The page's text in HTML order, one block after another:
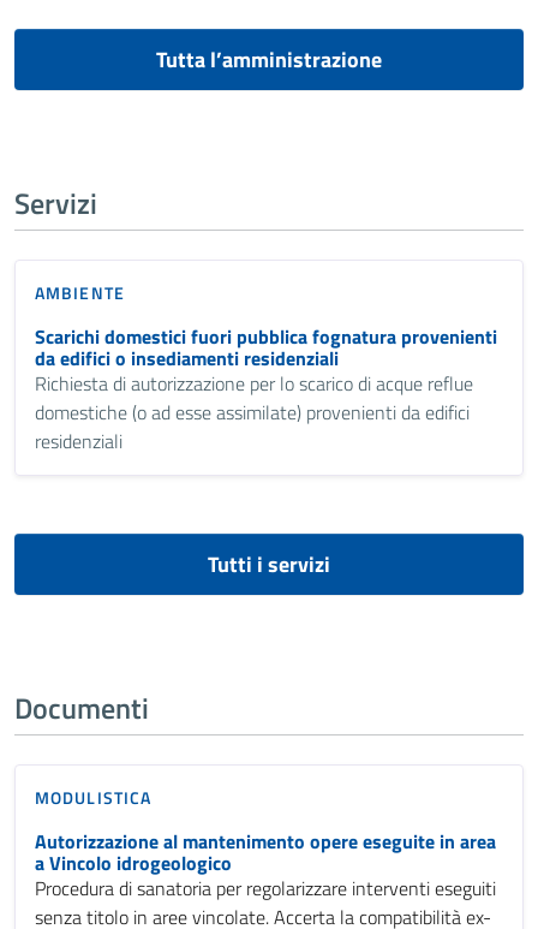
Tutta l’amministrazione
Servizi
AMBIENTE
Scarichi domestici fuori pubblica fognatura provenienti
da edifici o insediamenti residenziali
Richiesta di autorizzazione per lo scarico di acque reflue
domestiche (o ad esse assimilate) provenienti da edifici
residenziali
Tutti i servizi
Documenti
MODULISTICA
Autorizzazione al mantenimento opere eseguite in area
a Vincolo idrogeologico
Procedura di sanatoria per regolarizzare interventi eseguiti
senza titolo in aree vincolate. Accerta la compatibilità ex-